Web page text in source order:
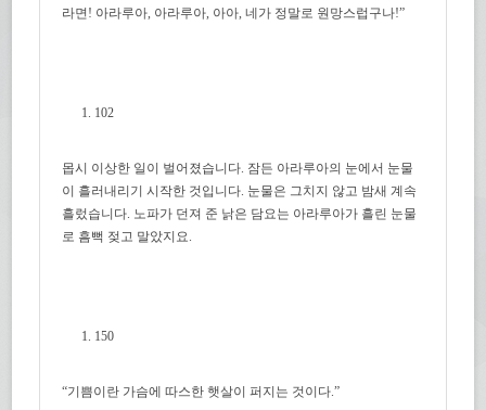
라면! 아라루아, 아라루아, 아아, 네가 정말로 원망스럽구나!”
102
몹시 이상한 일이 벌어졌습니다. 잠든 아라루아의 눈에서 눈물
이 흘러내리기 시작한 것입니다. 눈물은 그치지 않고 밤새 계속
흘렀습니다. 노파가 던져 준 낡은 담요는 아라루아가 흘린 눈물
로 흠뻑 젖고 말았지요.
150
“기쁨이란 가슴에 따스한 햇살이 퍼지는 것이다.”